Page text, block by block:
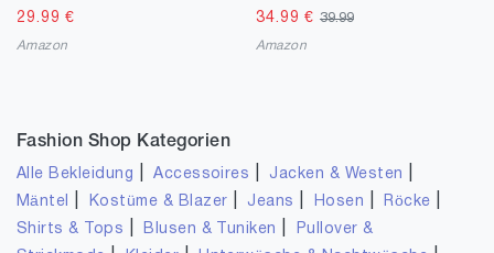
29.99 €
Amazon
34.99 € 39.99
Amazon
Fashion Shop Kategorien
Alle Bekleidung |Accessoires Jacken & Westen
Mäntel Kostüme & Blazer Jeans Hosen Röcke
Shirts & Tops Blusen & Tuniken
Pullover &